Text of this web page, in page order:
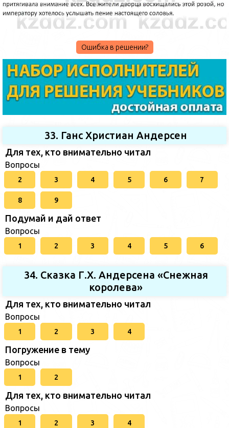
Ошибка в решении?
33. Ганс Христиан Андерсен
Для тех, кто внимательно читал
Вопросы
2 3 4 5 6 7
8 9
Подумай и дай ответ
Вопросы
1 2 3 4 5 6
34. Сказка Г.Х. Андерсена «Снежная
королева»
Для тех, кто внимательно читал
Вопросы
1 2 3 4
Погружение в тему
Вопросы
1 2
Для тех, кто внимательно читал
Вопросы
1 2 3 4